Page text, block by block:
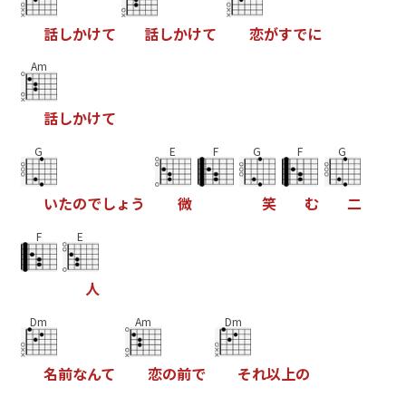
話しかけて 話しかけて 恋がすでに
Am
話しかけて
G
いたのでしょ う
E
微
F G
笑
F
む
G
二
F E
人
Dm
名前なんて
Am
恋の前で
Dm
それ以上の